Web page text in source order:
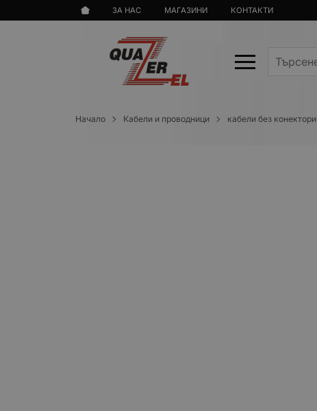
ЗА НАС МАГАЗИНИ КОНТАКТИ
Начало Кабели и проводници кабели без конектори